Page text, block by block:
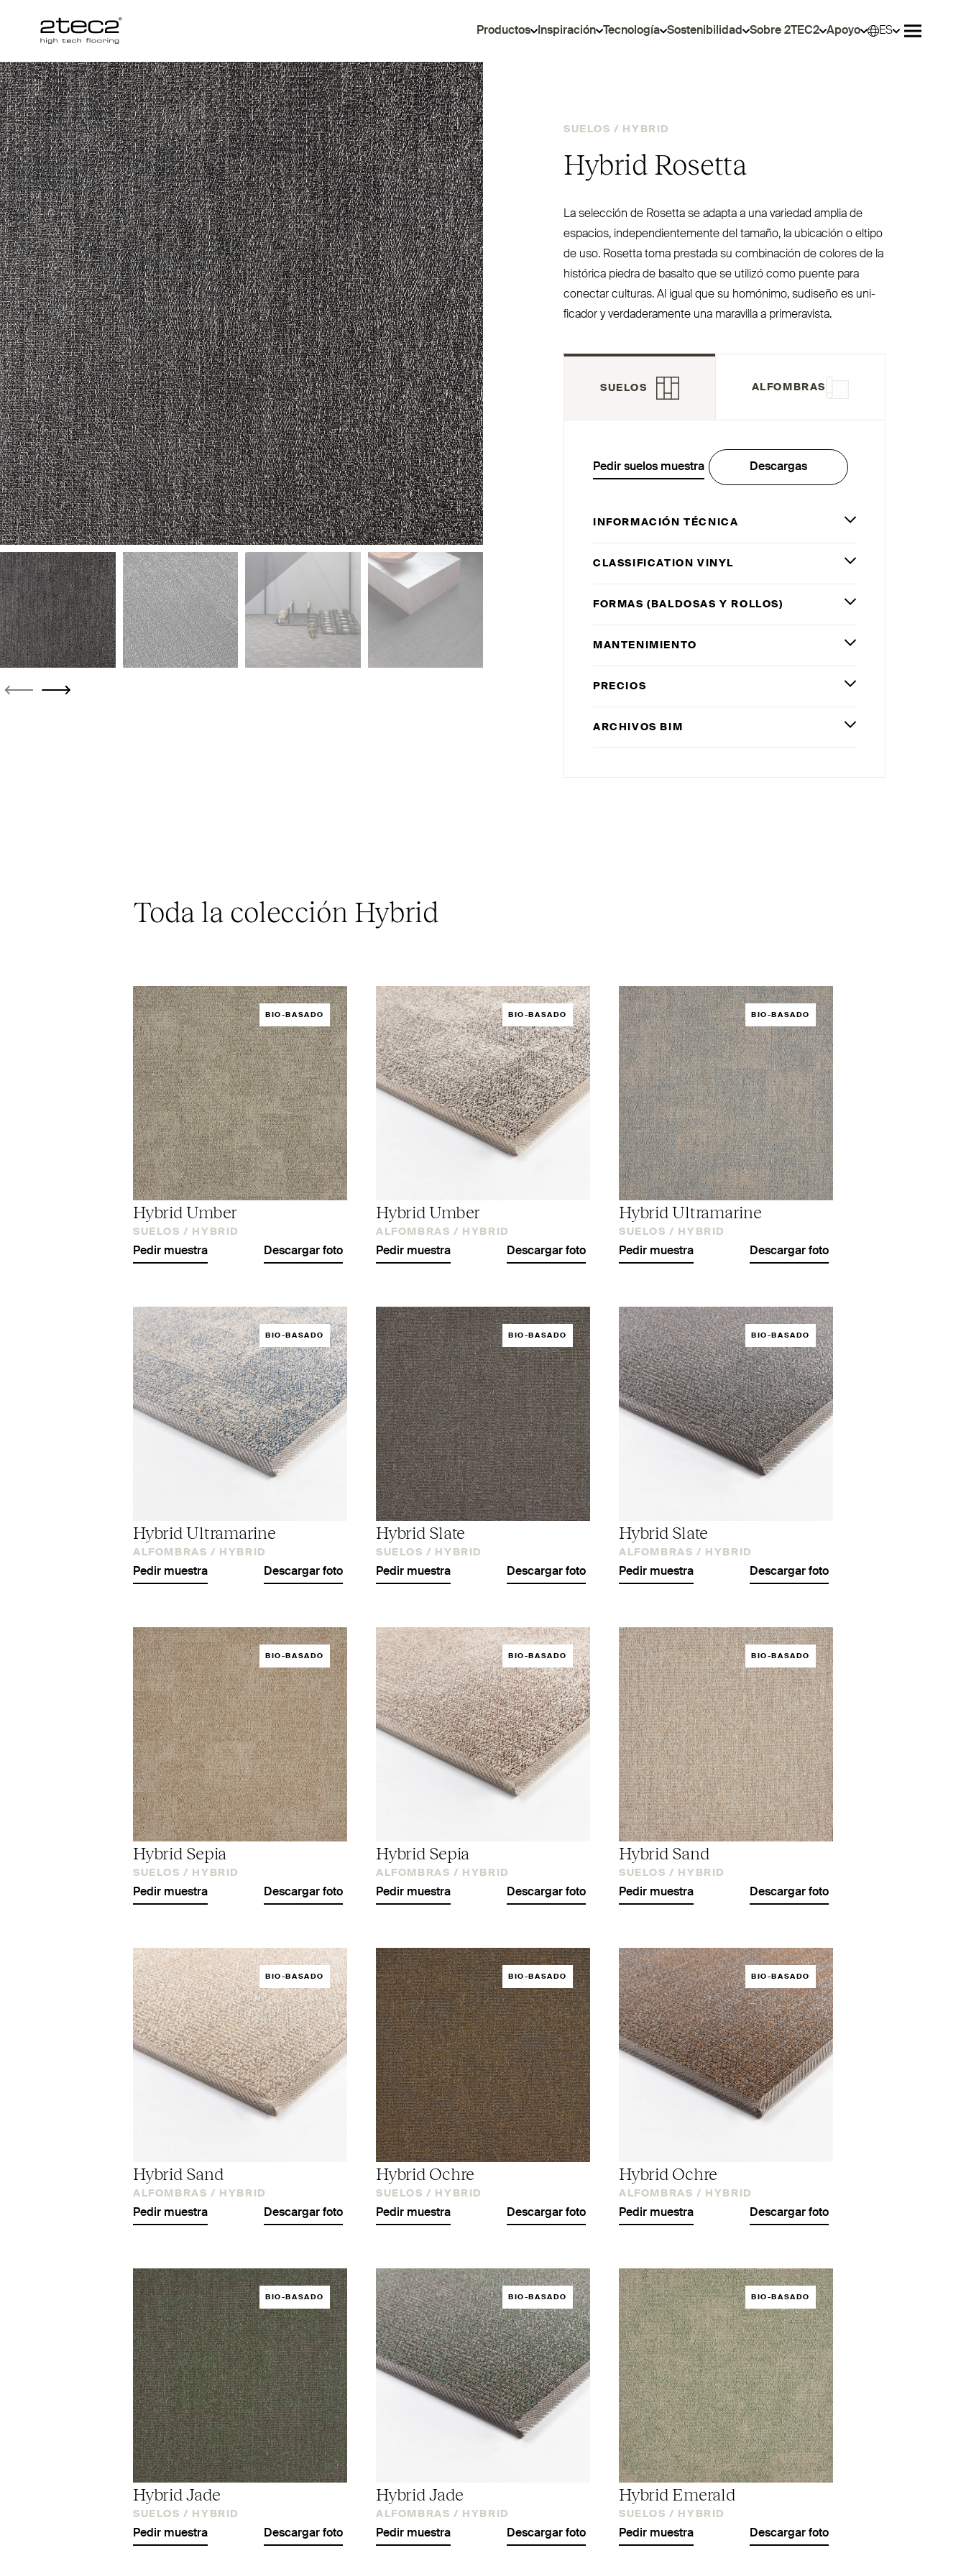
Primary Productos Inspiración Tecnología Sostenibilidad Sobre 2TEC2 Apoyo
ES
SUELOS / HYBRID
Hybrid Rosetta
La selección de Rosetta se adapta a una variedad amplia de
espacios, inde­pen­dien­temente del tamaño, la ubicación o eltipo
de uso. Rosetta toma prestada su com­binación de colores de la
histórica piedra de basalto que se utilizó como puente para
conectar culturas. Al igual que su homónimo, sudiseño es uni­
ficador y ver­da­de­ramente una maravilla a primeravista.
SUELOS ALFOMBRAS
Pedir suelos muestra Descargas
INFORMACIÓN TÉCNICA
CLASSIFICATION VINYL
FORMAS (BALDOSAS Y ROLLOS)
MANTENIMIENTO
PRECIOS
ARCHIVOS BIM
Toda la colección Hybrid
BIO-BASADO
Hybrid Umber
SUELOS / HYBRID
Pedir muestra Descargar foto
BIO-BASADO
Hybrid Umber
ALFOMBRAS / HYBRID
Pedir muestra Descargar foto
BIO-BASADO
Hybrid Ultramarine
SUELOS / HYBRID
Pedir muestra Descargar foto
BIO-BASADO
Hybrid Ultramarine
ALFOMBRAS / HYBRID
Pedir muestra Descargar foto
BIO-BASADO
Hybrid Slate
SUELOS / HYBRID
Pedir muestra Descargar foto
BIO-BASADO
Hybrid Slate
ALFOMBRAS / HYBRID
Pedir muestra Descargar foto
BIO-BASADO
Hybrid Sepia
SUELOS / HYBRID
Pedir muestra Descargar foto
BIO-BASADO
Hybrid Sepia
ALFOMBRAS / HYBRID
Pedir muestra Descargar foto
BIO-BASADO
Hybrid Sand
SUELOS / HYBRID
Pedir muestra Descargar foto
BIO-BASADO
Hybrid Sand
ALFOMBRAS / HYBRID
Pedir muestra Descargar foto
BIO-BASADO
Hybrid Ochre
SUELOS / HYBRID
Pedir muestra Descargar foto
BIO-BASADO
Hybrid Ochre
ALFOMBRAS / HYBRID
Pedir muestra Descargar foto
BIO-BASADO
Hybrid Jade
SUELOS / HYBRID
Pedir muestra Descargar foto
BIO-BASADO
Hybrid Jade
ALFOMBRAS / HYBRID
Pedir muestra Descargar foto
BIO-BASADO
Hybrid Emerald
SUELOS / HYBRID
Pedir muestra Descargar foto